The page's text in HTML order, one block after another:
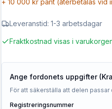
+ 10 000 kr pant (återbetalas vid
Leveranstid: 1-3 arbetsdagar
Fraktkostnad visas i
Ange fordonets uppgifter
För att säkerställa att delen
Registreringsnummer